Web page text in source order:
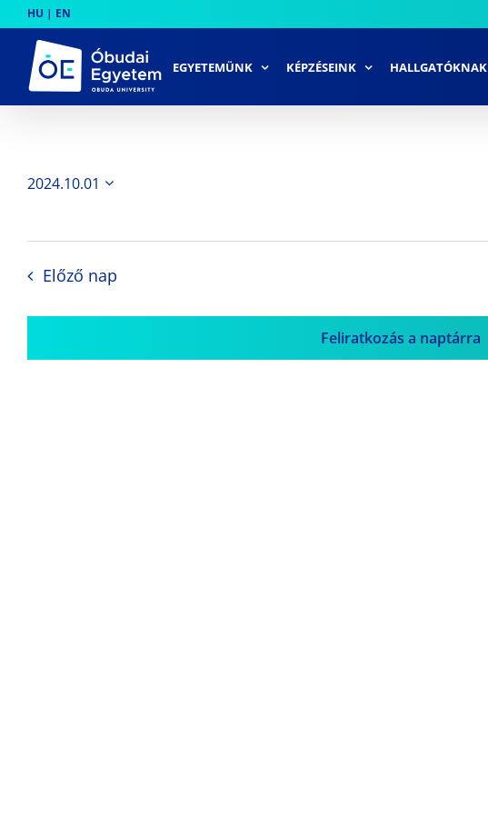
to
content
HU | EN
EGYETEMÜNK KÉPZÉSEINK HALLGATÓKNAK
2024.10.01
Előző nap
Feliratkozás a naptárra